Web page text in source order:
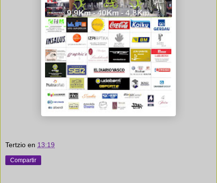
Tertzio en 13:19
Compartir